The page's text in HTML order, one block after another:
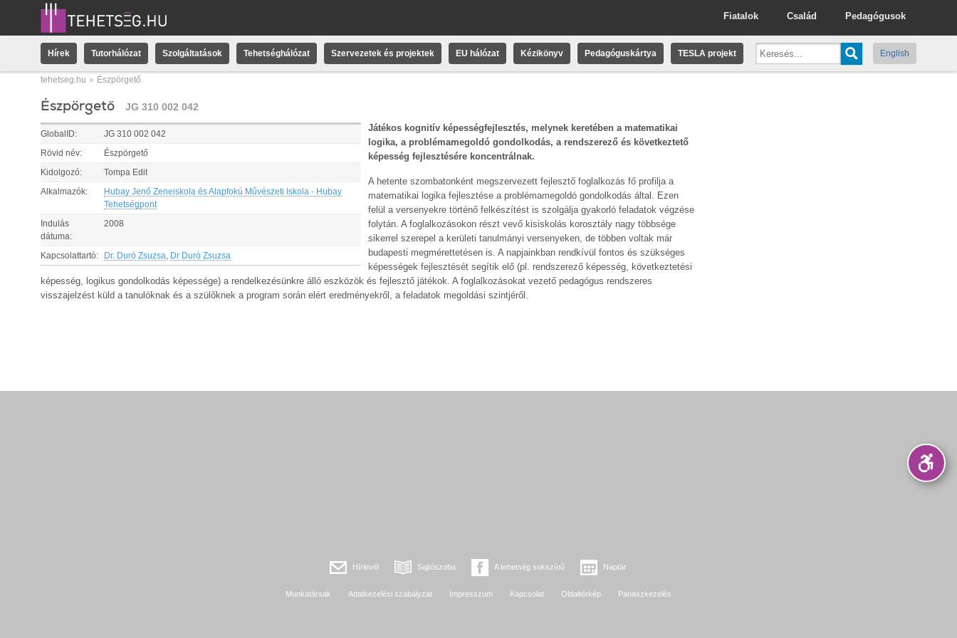
Pedagógusok
Család
Fiatalok
Hírek Tutorhálózat Szolgáltatások Tehetséghálózat Szervezetek és projektek EU hálózat Kézikönyv Pedagóguskártya TESLA projekt English
tehetseg.hu Észpörgető
Észpörgető JG 310 002 042
GlobalID: JG 310 002 042
Rövid név: Észpörgető
Kidolgozó: Tompa Edit
Alkalmazók:
Hubay Jenő Zeneiskola és Alapfokú Művészeti Iskola - Hubay
Tehetségpont
Indulás
dátuma:
2008
Kapcsolattartó: Dr. Duró Zsuzsa Dr Duró Zsuzsa
Játékos kognitív képességfejlesztés, melynek keretében a matematikai
logika, a problémamegoldó gondolkodás, a rendszerező és következtető
képesség fejlesztésére koncentrálnak.
A hetente szombatonként megszervezett fejlesztő foglalkozás fő profilja a
matematikai logika fejlesztése a problémamegoldó gondolkodás által. Ezen
felül a versenyekre történő felkészítést is szolgálja gyakorló feladatok végzése
folytán. A foglalkozásokon részt vevő kisiskolás korosztály nagy többsége
sikerrel szerepel a kerületi tanulmányi versenyeken, de többen voltak már
budapesti megmérettetésen is. A napjainkban rendkívül fontos és szükséges
képességek fejlesztését segítik elő (pl. rendszerező képesség, következtetési
képesség, logikus gondolkodás képessége) a rendelkezésünkre álló eszközök és fejlesztő játékok. A foglalkozásokat vezető pedagógus rendszeres
visszajelzést küld a tanulóknak és a szülőknek a program során elért eredményekről, a feladatok megoldási szintjéről.
Hírlevél Sajtószoba A tehetség sokszínű Naptár
Munkatársak Adatkezelési szabályzat Impresszum Kapcsolat Oldaltérkép Panaszkezelés